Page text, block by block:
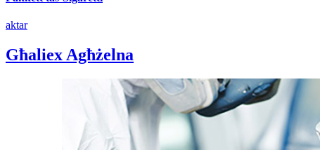
aktar
Għaliex Agħżelna